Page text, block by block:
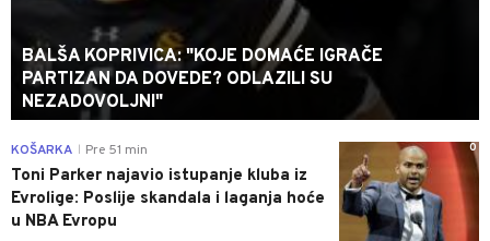
BALŠA KOPRIVICA: "KOJE DOMAĆE IGRAČE
PARTIZAN DA DOVEDE? ODLAZILI SU
NEZADOVOLJNI"
0
KOŠARKA Pre 51 min
Toni Parker najavio istupanje kluba iz
Evrolige: Poslije skandala i laganja hoće
u NBA Evropu